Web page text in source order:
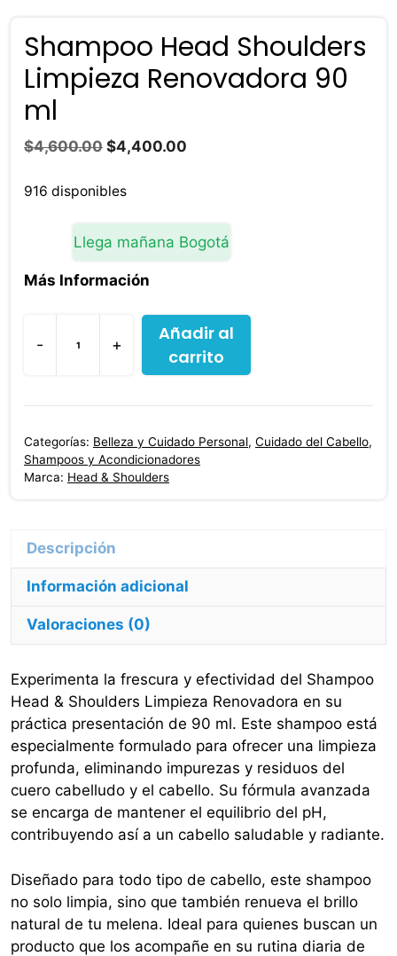
Shampoo Head Shoulders
Limpieza Renovadora 90
ml
$4,600.00 El
original
$4,600.00.
$4,400.00
$4,400.00.
916 disponibles
Llega mañana Bogotá
Más Información
-
Shampoo
Head
Shoulders
Renovadora
90
+
Añadir al
carrito
Categorías: Belleza y Cuidado Personal, Cuidado del Cabello,
Shampoos y Acondicionadores
Marca: Head & Shoulders
Información adicional
Valoraciones (0)
Experimenta la frescura y efectividad del Shampoo
Head & Shoulders Limpieza Renovadora en su
práctica presentación de 90 ml. Este shampoo está
especialmente formulado para ofrecer una limpieza
profunda, eliminando impurezas y residuos del
cuero cabelludo y el cabello. Su fórmula avanzada
se encarga de mantener el equilibrio del pH,
contribuyendo así a un cabello saludable y radiante.
Diseñado para todo tipo de cabello, este shampoo
no solo limpia, sino que también renueva el brillo
natural de tu melena. Ideal para quienes buscan un
producto que los acompañe en su rutina diaria de